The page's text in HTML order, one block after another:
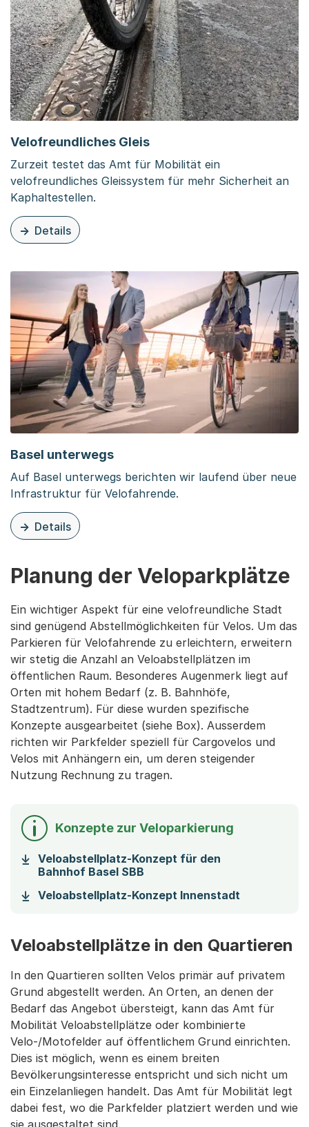
Velofreundliches Gleis
Zurzeit testet das Amt für Mobilität ein
velofreundliches Gleissystem für mehr Sicherheit an
Kaphaltestellen.
Details
zu dieser Organisationsseite: Velofreundliches Gleis
Basel unterwegs
Auf Basel unterwegs berichten wir laufend über neue
Infrastruktur für Velofahrende.
Details
zu dieser Organisationsseite: Basel unterwegs
Planung der Veloparkplätze
Ein wichtiger Aspekt für eine velofreundliche Stadt
sind genügend Abstellmöglichkeiten für Velos. Um das
Parkieren für Velofahrende zu erleichtern, erweitern
wir stetig die Anzahl an Veloabstellplätzen im
öffentlichen Raum. Besonderes Augenmerk liegt auf
Orten mit hohem Bedarf (z. B. Bahnhöfe,
Stadtzentrum). Für diese wurden spezifische
Konzepte ausgearbeitet (siehe Box). Ausserdem
richten wir Parkfelder speziell für Cargovelos und
Velos mit Anhängern ein, um deren steigender
Nutzung Rechnung zu tragen.
Konzepte zur Veloparkierung
Veloabstellplatz-Konzept für den
Bahnhof Basel SBB
Veloabstellplatz-Konzept Innenstadt
Veloabstellplätze in den Quartieren
In den Quartieren sollten Velos primär auf privatem
Grund abgestellt werden. An Orten, an denen der
Bedarf das Angebot übersteigt, kann das Amt für
Mobilität Veloabstellplätze oder kombinierte
Velo-/Motofelder auf öffentlichem Grund einrichten.
Dies ist möglich, wenn es einem breiten
Bevölkerungsinteresse entspricht und sich nicht um
ein Einzelanliegen handelt. Das Amt für Mobilität legt
dabei fest, wo die Parkfelder platziert werden und wie